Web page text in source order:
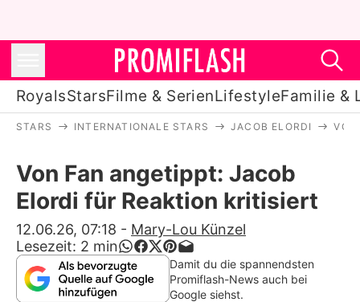
RoyalsStarsFilme & SerienLifestyleFamilie &
Stars
Filme & Serien
Lifestyle
Familie & Liebe
STARS INTERNATIONALE STARS JACOB ELORDI
Von Fan angetippt: Jacob
Elordi für Reaktion kritisiert
12.06.26, 07:18 - Mary-Lou Künzel
Lesezeit: 2 min
Damit du die spannendsten
Promiflash-News auch bei
Google siehst.